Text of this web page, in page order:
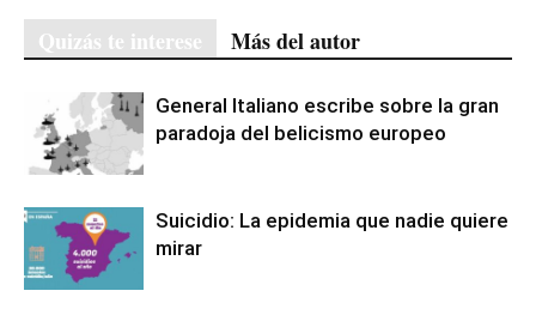
Quizás te interese Más del autor
General Italiano escribe sobre la gran
paradoja del belicismo europeo
Suicidio: La epidemia que nadie quiere
mirar